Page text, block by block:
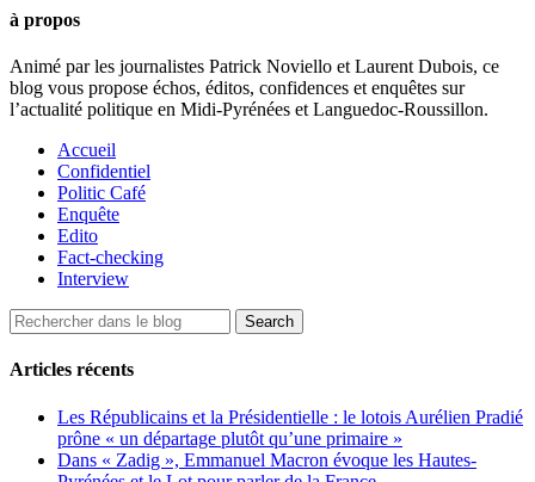
à propos
Animé par les journalistes Patrick Noviello et Laurent Dubois, ce
blog vous propose échos, éditos, confidences et enquêtes sur
l’actualité politique en Midi-Pyrénées et Languedoc-Roussillon.
Accueil
Confidentiel
Politic Café
Enquête
Edito
Fact-checking
Interview
Articles récents
Les Républicains et la Présidentielle : le lotois Aurélien Pradié
prône « un départage plutôt qu’une primaire »
Dans « Zadig », Emmanuel Macron évoque les Hautes-